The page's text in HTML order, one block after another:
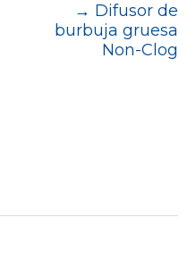
→ Difusor de
burbuja gruesa
Non-Clog